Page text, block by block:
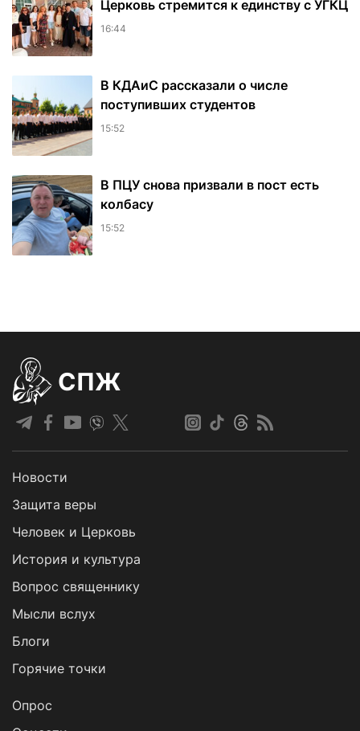
Церковь стремится к единству с УГКЦ
16:44
В КДАиС рассказали о числе
поступивших студентов
15:52
В ПЦУ снова призвали в пост есть
колбасу
15:52
СПЖ
Новости
Защита веры
Человек и Церковь
История и культура
Вопрос священнику
Мысли вслух
Блоги
Горячие точки
Опрос